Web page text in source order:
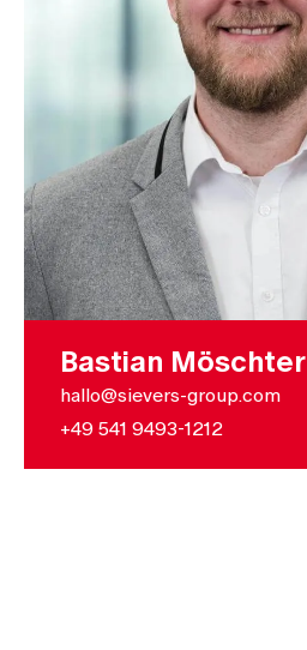
Bastian Möschter
hallo@sievers-group.com
+49 541 9493-1212